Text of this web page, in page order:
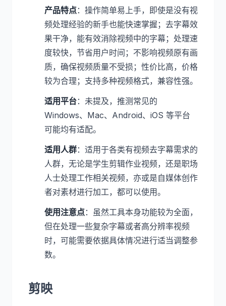
产品特点：操作简单易上手，即使是没有视
频处理经验的新手也能快速掌握；去字幕效
果干净，能有效消除视频中的字幕；处理速
度较快，节省用户时间；不影响视频原有画
质，确保视频质量不受损；性价比高，价格
较为合理；支持多种视频格式，兼容性强。
适用平台：未提及，推测常见的
Windows、Mac、Android、iOS 等平台
可能均有适配。
适用人群：适用于各类有视频去字幕需求的
人群，无论是学生剪辑作业视频，还是职场
人士处理工作相关视频，亦或是自媒体创作
者对素材进行加工，都可以使用。
使用注意点：虽然工具本身功能较为全面，
但在处理一些复杂字幕或者高分辨率视频
时，可能需要依据具体情况进行适当调整参
数。
剪映